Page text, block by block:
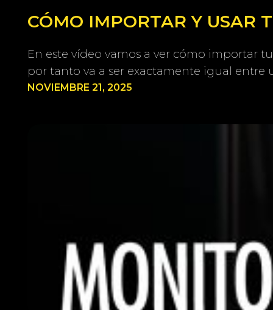
CÓMO IMPORTAR Y USAR
En este vídeo vamos a ver cómo importar
por tanto va a ser exactamente igual entre
NOVIEMBRE 21, 2025